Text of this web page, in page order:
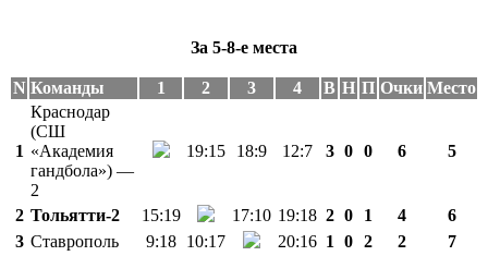
За 5-8-е места
N Команды 1 2 3 4 В Н П Очки Место
1
Краснодар
(СШ
«Академия
гандбола») —
2
19:15 18:9 12:7 3 0 0 6 5
2 Тольятти-2 15:19 17:10 19:18 2 0 1 4
6
3 Ставрополь 9:18 10:17 20:16 1 0 2 2
7